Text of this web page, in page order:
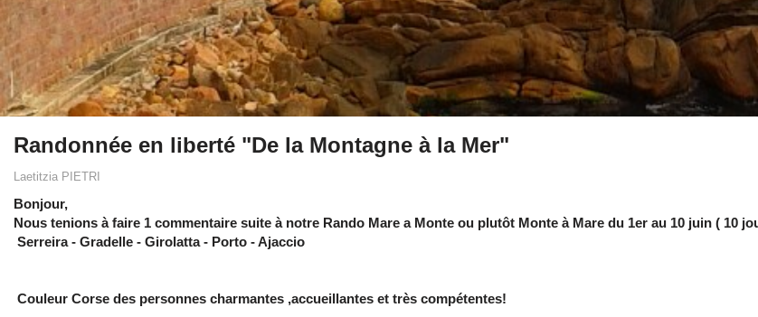
Randonnée en liberté "De la Montagne à la Mer"
Laetitzia PIETRI
Bonjour,
Nous tenions à faire 1 commentaire suite à notre Rando Mare a Monte ou plutôt Monte à Mare du 1er au 10 juin ( 10
Serreira - Gradelle - Girolatta - Porto - Ajaccio
Couleur Corse des personnes charmantes ,accueillantes et très compétentes!